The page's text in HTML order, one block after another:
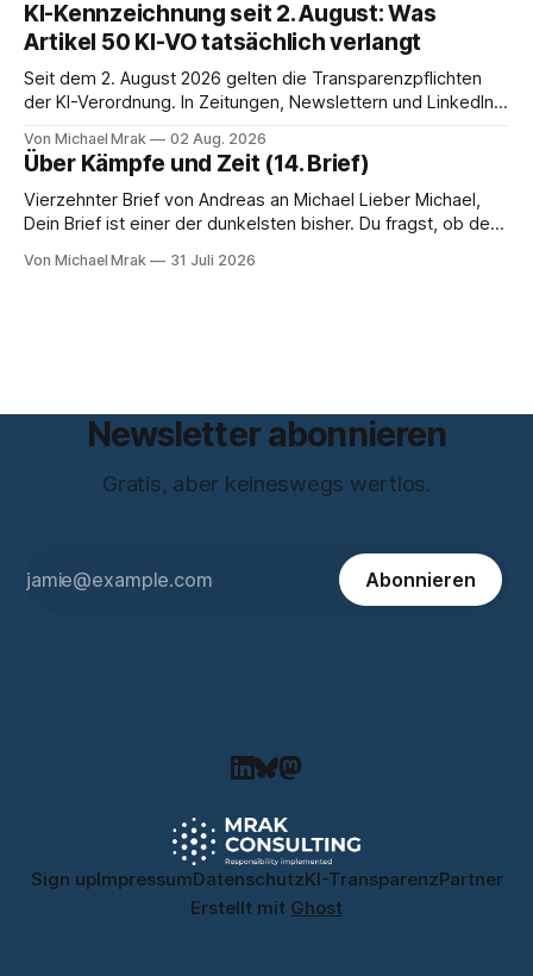
zum Thema Meinungsfreiheit promoviert. Das Gespräch ist
inhaltlich dichter als die meisten Kurzinterviews zum Thema
und beantwortet einige Fragen,
KI-Kennzeichnung seit 2. August: Was
Artikel 50 KI-VO tatsächlich verlangt
Seit dem 2. August 2026 gelten die Transparenzpflichten
der KI-Verordnung. In Zeitungen, Newslettern und LinkedIn-
trotzdem falsch ist: Ab jetzt müsse alles gekennzeichnet
werden, was mit künstlicher Intelligenz entstanden sei. Das
stimmt so nicht. Artikel 50 der KI-Verordnung
Von Michael Mrak 02 Aug. 2026
Über Kämpfe und Zeit (14. Brief)
Vierzehnter Brief von Andreas an Michael Lieber Michael,
Dein Brief ist einer der dunkelsten bisher. Du fragst, ob der
letzten Hebel, der sich noch bewegt, und zwischen Deinen
Von Michael Mrak 31 Juli 2026
Newsletter abonnieren
Gratis, aber keineswegs wertlos.
Abonnieren
Sign upImpressumDatenschutzKI-TransparenzPartner
Erstellt mit Ghost